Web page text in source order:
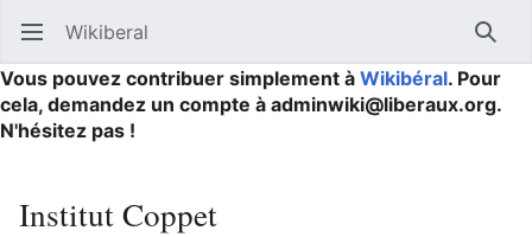
Ouvrir le menu principal Wikiberal
Vous pouvez contribuer simplement à Wikibéral. Pour
cela, demandez un compte à adminwiki@liberaux.org.
N'hésitez pas !
Institut Coppet